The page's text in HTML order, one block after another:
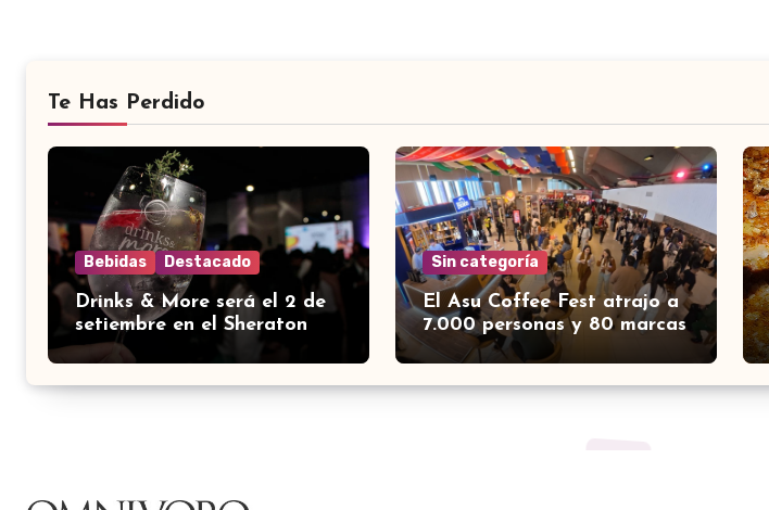
Te Has Perdido
Bebidas Destacado
Drinks & More será el 2 de
setiembre en el Sheraton
Sin categoría
El Asu Coffee Fest atrajo a
7.000 personas y 80 marcas